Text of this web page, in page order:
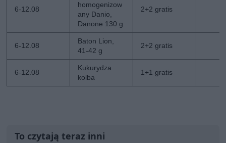
6-12.08
homogenizow
any Danio,
Danone 130 g
2+2 gratis
6-12.08
Baton Lion,
41-42 g
2+2 gratis
6-12.08
Kukurydza
kolba
1+1 gratis
To czytają teraz inni